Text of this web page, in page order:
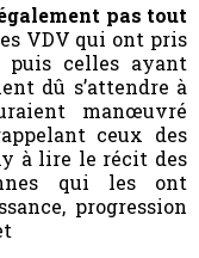
pas tout
VDV qui ont pris
puis celles ayant
dû s’attendre à
manœuvré
ceux des
à lire le récit des
qui les ont
progression